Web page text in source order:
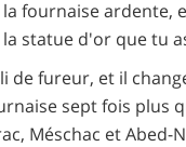
fournaise ardente,
statue d'or que tu
fureur, et il
sept fois plus
Méschac et